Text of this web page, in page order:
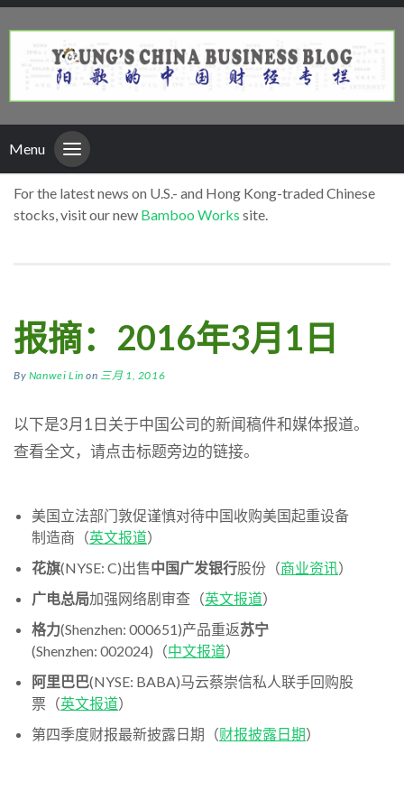
Menu
For the latest news on U.S.- and Hong Kong-traded Chinese
stocks, visit our new Bamboo Works site.
报摘：2016年3月1日
By Nanwei Lin on 三月 1, 2016
以下是3月1日关于中国公司的新闻稿件和媒体报道。
查看全文，请点击标题旁边的链接。
美国立法部门敦促谨慎对待中国收购美国起重设备
制造商（英文报道）
花旗(NYSE: C)出售中国广发银行股份（商业资讯）
广电总局加强网络剧审查（英文报道）
格力(Shenzhen: 000651)产品重返苏宁
(Shenzhen: 002024)（中文报道）
阿里巴巴(NYSE: BABA)马云蔡崇信私人联手回购股
票（英文报道）
第四季度财报最新披露日期（财报披露日期）